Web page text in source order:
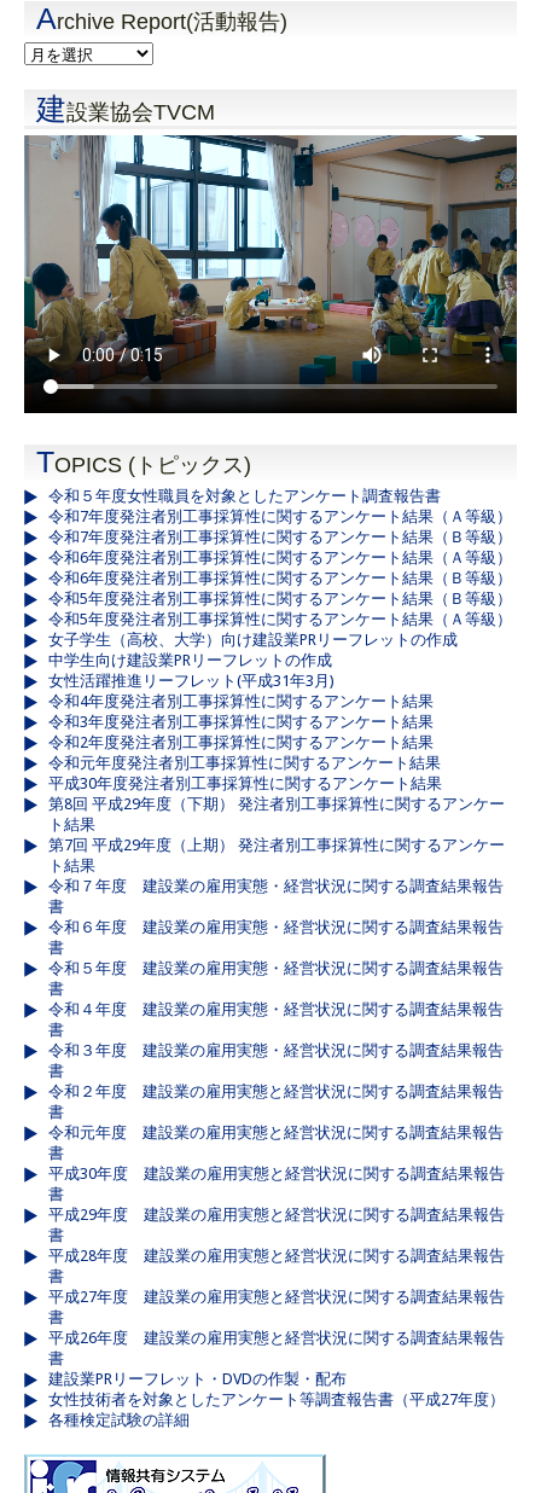
Archive Report(活動報告)
建設業協会TVCM
TOPICS (トピックス)
令和５年度女性職員を対象としたアンケート調査報告書
令和7年度発注者別工事採算性に関するアンケート結果（Ａ等級）
令和7年度発注者別工事採算性に関するアンケート結果（Ｂ等級）
令和6年度発注者別工事採算性に関するアンケート結果（Ａ等級）
令和6年度発注者別工事採算性に関するアンケート結果（Ｂ等級）
令和5年度発注者別工事採算性に関するアンケート結果（Ｂ等級）
令和5年度発注者別工事採算性に関するアンケート結果（Ａ等級）
女子学生（高校、大学）向け建設業PRリーフレットの作成
中学生向け建設業PRリーフレットの作成
女性活躍推進リーフレット(平成31年3月)
令和4年度発注者別工事採算性に関するアンケート結果
令和3年度発注者別工事採算性に関するアンケート結果
令和2年度発注者別工事採算性に関するアンケート結果
令和元年度発注者別工事採算性に関するアンケート結果
平成30年度発注者別工事採算性に関するアンケート結果
第8回 平成29年度（下期） 発注者別工事採算性に関するアンケー
ト結果
第7回 平成29年度（上期） 発注者別工事採算性に関するアンケー
ト結果
令和７年度 建設業の雇用実態・経営状況に関する調査結果報告
書
令和６年度 建設業の雇用実態・経営状況に関する調査結果報告
書
令和５年度 建設業の雇用実態・経営状況に関する調査結果報告
書
令和４年度 建設業の雇用実態・経営状況に関する調査結果報告
書
令和３年度 建設業の雇用実態・経営状況に関する調査結果報告
書
令和２年度 建設業の雇用実態と経営状況に関する調査結果報告
書
令和元年度 建設業の雇用実態と経営状況に関する調査結果報告
書
平成30年度 建設業の雇用実態と経営状況に関する調査結果報告
書
平成29年度 建設業の雇用実態と経営状況に関する調査結果報告
書
平成28年度 建設業の雇用実態と経営状況に関する調査結果報告
書
平成27年度 建設業の雇用実態と経営状況に関する調査結果報告
書
平成26年度 建設業の雇用実態と経営状況に関する調査結果報告
書
建設業PRリーフレット・DVDの作製・配布
女性技術者を対象としたアンケート等調査報告書（平成27年度）
各種検定試験の詳細